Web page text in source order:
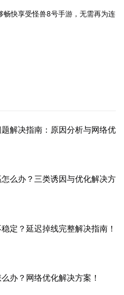
畅快享受怪兽8号手游，无需再为连
解决指南：原因分析与网络优
么办？三类诱因与优化解决方
定？延迟掉线完整解决指南！
办？网络优化解决方案！